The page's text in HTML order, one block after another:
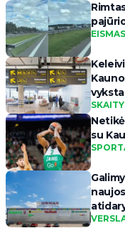
EISMAS
su